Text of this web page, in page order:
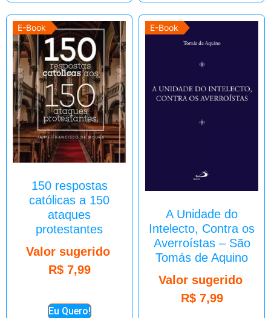
E-Book
150 respostas
católicas a 150
ataques
protestantes
Valor sugerido
R$7,99
Eu Quero!
E-Book
A Unidade do
Intelecto, Contra os
Averroístas – São
Tomás de Aquino
Valor sugerido
R$7,99